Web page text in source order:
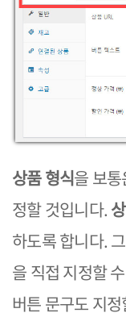
상품 형식을 보통
정할 것입니다.
하도록 합니다.
을 직접 지정할
버튼 문구도 지